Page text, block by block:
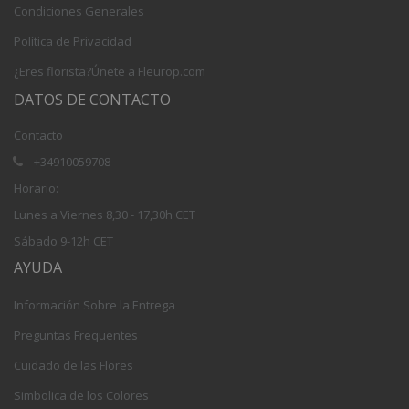
Condiciones Generales
Política de Privacidad
¿Eres florista?Únete a Fleurop.com
DATOS DE CONTACTO
Contacto
+34910059708
Horario:
Lunes a Viernes 8,30 - 17,30h CET
Sábado 9-12h CET
AYUDA
Información Sobre la Entrega
Preguntas Frequentes
Cuidado de las Flores
Simbolica de los Colores